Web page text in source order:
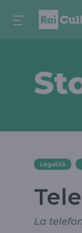
Legalità
La